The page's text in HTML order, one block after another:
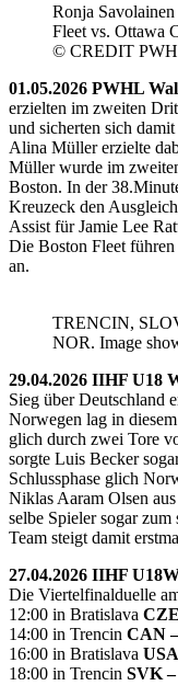
Ronja
Fleet vs. Ottawa
© CREDIT
01.05.2026 PWHL
erzielten im zweiten
und sicherten sich
Alina Müller erzielte
Müller wurde im
Boston. In der
Kreuzeck den
Assist für Jamie Lee
Die Boston Fleet
an.
TRENCIN,
NOR. Image
29.04.2026 IIHF U18
Sieg über Deutschland
Norwegen lag in
glich durch zwei Tore
sorgte Luis Becker
Schlussphase glich
Niklas Aaram Olsen
selbe Spieler sogar
Team steigt damit
27.04.2026 IIHF
Die Viertelfinalduelle
12:00 in Bratislava
14:00 in Trencin CAN
16:00 in Bratislava
18:00 in Trencin SVK